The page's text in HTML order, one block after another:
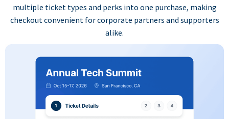
multiple ticket types and perks into one purchase, making
checkout convenient for corporate partners and supporters
alike.